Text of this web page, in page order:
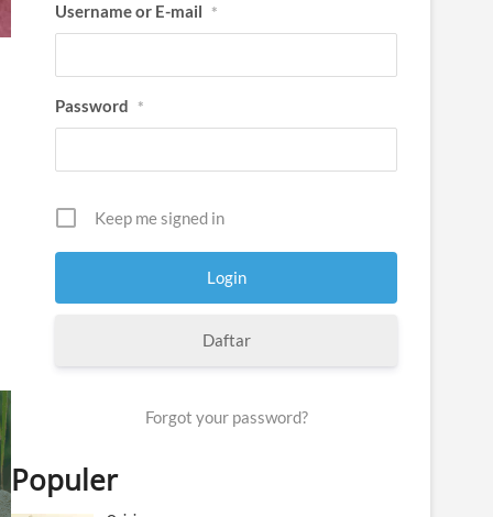
Username or E-mail *
Password *
Keep me signed in
Daftar
Forgot your password?
Populer